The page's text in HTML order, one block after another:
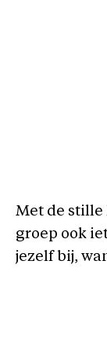
Met de stille
groep ook
jezelf bij,